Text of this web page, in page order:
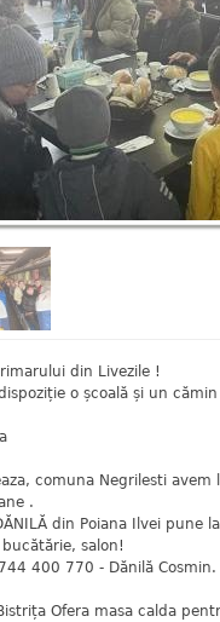
din Livezile !
o școală și un
comuna Negrilesti
.
din Poiana Ilvei
salon!
400 770 - Dănilă Cosmin.
Ofera masa calda